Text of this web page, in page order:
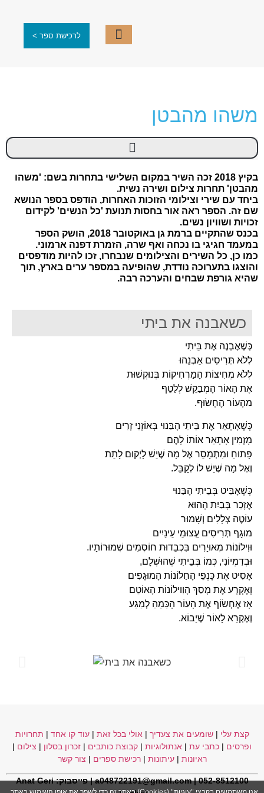
לרכישת ספר >
משהו מהבטן
בקיץ 2018 זכה השיר במקום השלישי בתחרות בשם: 'משהו
מהבטן' תחרות צילום ושירה נשית.
ביחד עם שירי וצילומי הזוכות האחרות, הודפס בספר הנושא
שם זה. הספר ראה אור בחסות תנועת 'כל הנשים' לקידום
זכויות ושוויון נשים.
בכנס שהתקיים ברמת גן באוקטובר 2018, הושק הספר
במעמד חגיגי בו נכחה ואף שרה, הזמרת דפנה ארמוני.
כמו כן, כל השירים והצילומים שנבחרו, זכו להיות מודפסים
והוצגו בתערוכה נודדת, שהופיעה במספר ערים בארץ, תוך
שהיא גורפת שבחים והערכה רבה.
כשאבנה את ביתי
כְּשֶׁאֶבְנֶה אֶת בֵּיתִי
לְלֹא תְּרִיסִים אֵבְנֵהוּ
לְלֹא מְחִיצוֹת הָמַרְחִיקוֹת בְּנוּקְשׁוּת
אֶת הָאוֹר הָמְבַקֵשׁ לְלַטֵף
מהָעוֹר הֶחָשׂוּף.
כְּשֶׁאָתָאֵר אֶת בֵּיתִי הָבַּנוּי בְּאוֹזְנֵי זָרִים
מָזְמִין אָתָאֵר אוֹתוֹ לָהֶם
פָּתוּחַ וּמִתְמָסֵר אֶל מָה שֶׁיֵשׁ לָיְקוּם לָתֵת
וְאֶל מָה שֶׁיֵשׁ לוֹ לְקָבֵּל.
כְּשֶׁאָבִּיט בְּבֵיתִי הָבַּנוּי
אֶזָכֵר בָּבַיִת הָהוּא
עוֹטֶה צְלָלִים וְשָׁמוּר
מוּגָף תְּרִיסִים עְַצוּמֵי עֵינַיִים
וּוִילוֹנוֹת מְאוּיָרִים בִּכְבֵדוּת חוֹסְמִים שְׁמוּרוֹתָיו.
וּבְדִמְיוֹנִי, כְּמוֹ בְּבֵיתִי שֶׁהוּשְׁלָם,
אָסִיט אֶת כָּנְפֵי הָחַלוֹנוֹת הָמוּגָפִים
וְאֶקְרָע אֶת מָסַךְ הָוִוילוֹנוֹת הָאוֹטֵם
אָז אֶחְשׂוֹף אֶת הָעוֹר הָכַּמֵהַ לְמַגַע
וְאֶקְרַא לָאוֹר שֶׁיַבוֹא.
קצת עלי |שומעים את צעדיך | אולי בכל זאת |עוד קו אחד | תחרויות
ופרסים | כתבי עת | אנתולוגיות | קבוצת כותבים | זכרון בסלון | צילום |
ראיונות |עיתונות |רכישת ספרים | צור קשר
052-8512100 | a048722191@gmail.com | פייסבוק:
Anat Geri